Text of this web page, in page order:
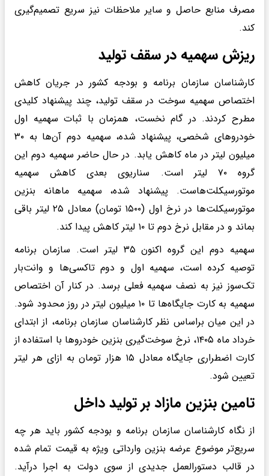
مصرف منابع حاصل و سایر ملاحظات نیز سریع تصمیم‌گیری
کند.
ریزش سهمیه در سقف تولید
کارشناسان سازمان برنامه و بودجه کشور در جریان کاهش
اختصاص سهمیه سوخت در سقف تولید، چند پیشنهاد کلیدی
مطرح کردند. در گام نخست، همزمان با ثبات سهمیه اول
خودروهای شخصی، پیشنهاد شده، سهمیه دوم آن‌ها به ۳۰
میلیون لیتر در ماه کاهش یابد. در حال حاضر سهمیه دوم این
گروه ۷۰ لیتر است. سناریوی بعدی کاهش سهمیه
موتورسیکلت‌هاست. پیشنهاد شده، سهمیه ماهانه بنزین
موتورسیکلت‌ها در نرخ اول (۱۵۰۰ تومان) معادل ۲۵ لیتر باقی
بماند و در مقابل نرخ دوم تا ۱۰ لیتر کاهش پیدا کند.
سهمیه دوم این گروه اکنون ۳۵ لیتر است. سازمان برنامه
توصیه کرده است، سهمیه اول و دوم تاکسی‌ها و وانت‌بار
تک‌سوز نیز به نصف سهمیه فعلی برسد. در کنار آن اختصاص
سهمیه به کارت جایگاه‌ها تا ۱۰ میلیون لیتر در روز محدود شود.
در این میان براساس نظر کارشناسان سازمان برنامه، از ابتدای
خرداد ماه ۱۴۰۵، نرخ سوخت‌گیری بنزین خودروها با استفاده از
کارت اضطراری جایگاه معادل ۱۵ هزار تومان به ازای هر لیتر
تعیین شود.
تامین بنزین مازاد بر تولید داخل
از نگاه کارشناسان سازمان برنامه و بودجه کشور باید هر چه
سریع‌تر موضوع عرضه بنزین وارداتی ویژه به قیمت تمام شده
در قالب دستورالعمل جدیدی از سوی دولت به اجرا درآید.